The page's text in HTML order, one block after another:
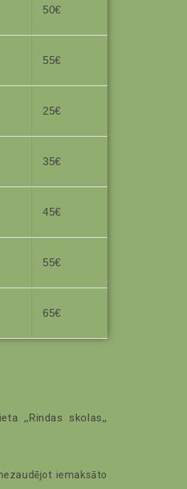
50€
55€
25€
35€
45€
55€
65€
,,Rindas skolas,,
iemaksāto